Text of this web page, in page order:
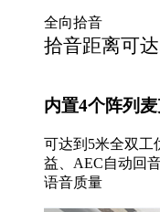
全向拾音
拾音距离可
内置4个阵列
可达到5米全双工
益、AEC自动回
语音质量